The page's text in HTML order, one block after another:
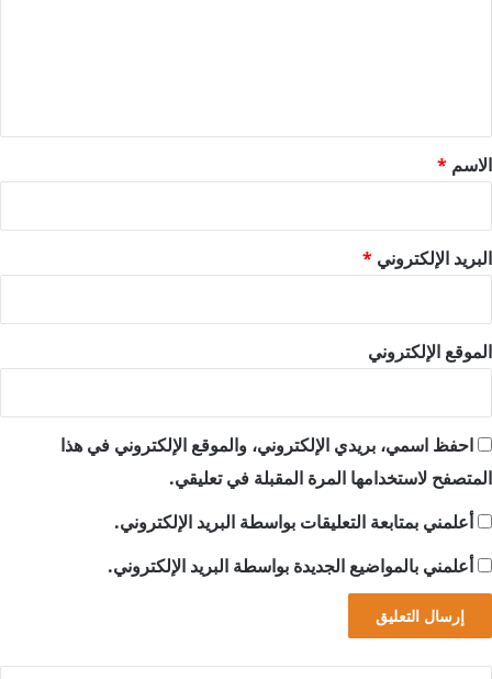
*
الاسم *
البريد الإلكتروني *
الموقع الإلكتروني
احفظ اسمي، بريدي الإلكتروني، والموقع الإلكتروني في هذا
المتصفح لاستخدامها المرة المقبلة في تعليقي.
أعلمني بمتابعة التعليقات بواسطة البريد الإلكتروني.
أعلمني بالمواضيع الجديدة بواسطة البريد الإلكتروني.